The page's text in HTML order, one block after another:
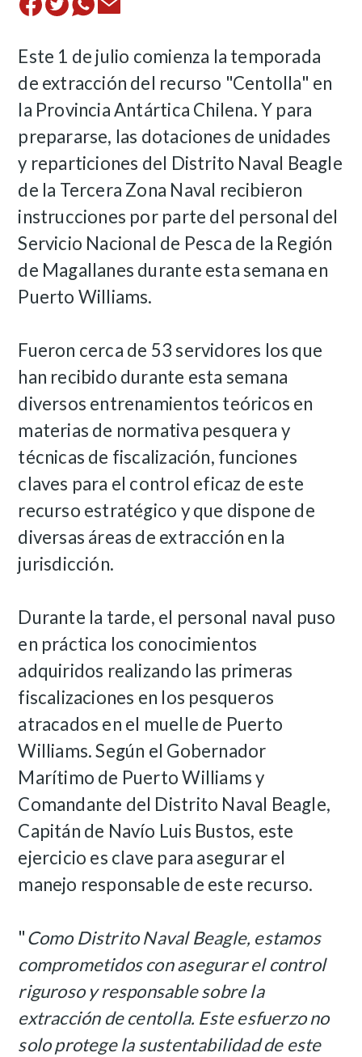
Este 1 de julio comienza la temporada
de extracción del recurso "Centolla" en
la Provincia Antártica Chilena. Y para
prepararse, las dotaciones de unidades
y reparticiones del Distrito Naval Beagle
de la Tercera Zona Naval recibieron
instrucciones por parte del personal del
Servicio Nacional de Pesca de la Región
de Magallanes durante esta semana en
Puerto Williams.
Fueron cerca de 53 servidores los que
han recibido durante esta semana
diversos entrenamientos teóricos en
materias de normativa pesquera y
técnicas de fiscalización, funciones
claves para el control eficaz de este
recurso estratégico y que dispone de
diversas áreas de extracción en la
jurisdicción.
Durante la tarde, el personal naval puso
en práctica los conocimientos
adquiridos realizando las primeras
fiscalizaciones en los pesqueros
atracados en el muelle de Puerto
Williams. Según el Gobernador
Marítimo de Puerto Williams y
Comandante del Distrito Naval Beagle,
Capitán de Navío Luis Bustos, este
ejercicio es clave para asegurar el
manejo responsable de este recurso.
"Como Distrito Naval Beagle, estamos
comprometidos con asegurar el control
riguroso y responsable sobre la
extracción de centolla. Este esfuerzo no
solo protege la sustentabilidad de este